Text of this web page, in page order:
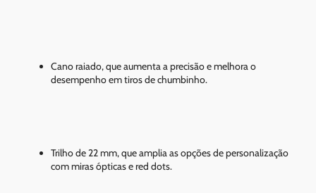
Cano raiado, que aumenta a precisão e melhora o
desempenho em tiros de chumbinho.
Trilho de 22 mm, que amplia as opções de personalização
com miras ópticas e red dots.